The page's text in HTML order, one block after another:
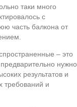
таки много
с
часть балкона от
– это
нужно
результатов и
требований и